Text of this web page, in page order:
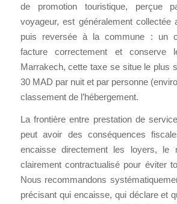
de promotion touristique, perçue
voyageur, est généralement collectée
puis reversée à la commune : un
facture correctement et conserve
Marrakech, cette taxe se situe le plus
30 MAD par nuit et par personne
classement de l’hébergement.
La frontière entre prestation de
peut avoir des conséquences
encaisse directement les loyers, le
clairement contractualisé pour éviter
Nous recommandons
précisant qui encaisse, qui déclare et